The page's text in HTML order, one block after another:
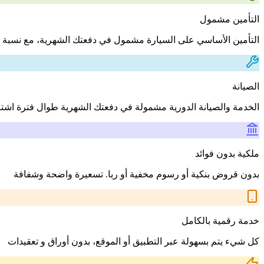
التأمين مشمول
التأمين الأساسي على السيارة مشمول في دفعتك الشهرية، مع
الصيانة
الخدمة والصيانة الدورية مشمولة في دفعتك الشهرية طوال فترة
ملكية بدون فوائد
بدون قروض بنكية أو رسوم مخفية أو ربا. تسعيرة واضحة وشفافة
خدمة رقمية بالكامل
كل شيء يتم بسهولة عبر التطبيق أو الموقع، بدون أوراق و تعقيدات